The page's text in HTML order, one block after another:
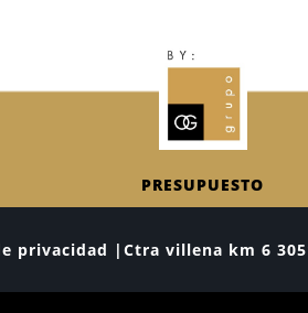
PRESUPUESTO
|Ctra villena km 6